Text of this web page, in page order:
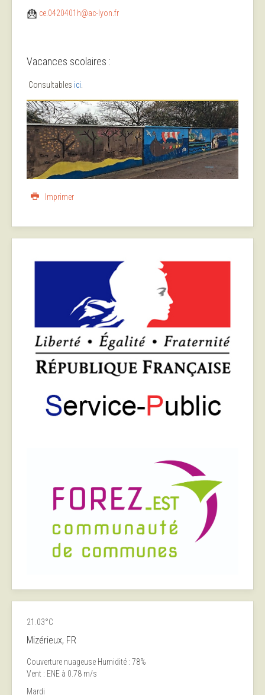
ce.0420401h@ac-lyon.fr
Vacances scolaires :
Consultables ici
Imprimer
21.03°C
Mizérieux, FR
Couverture nuageuse Humidité : 78%
Vent : ENE à 0.78 m/s
Mardi